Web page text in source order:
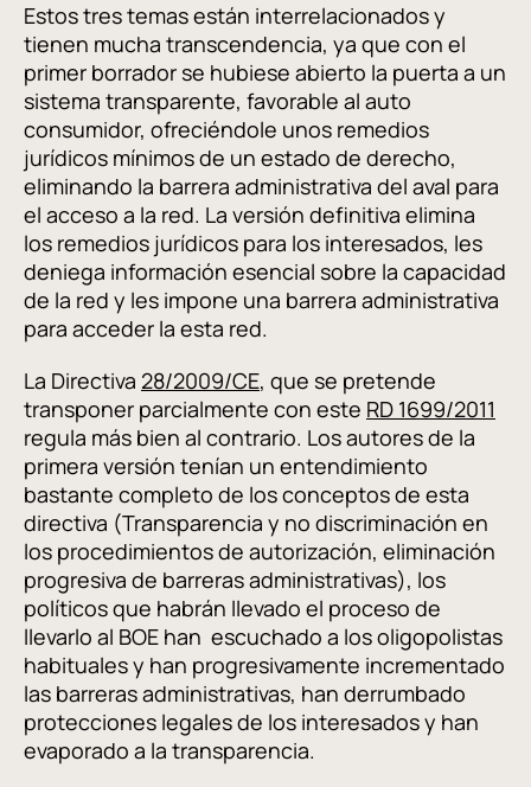
Estos tres temas están interrelacionados y
tienen mucha transcendencia, ya que con el
primer borrador se hubiese abierto la puerta a un
sistema transparente, favorable al auto
consumidor, ofreciéndole unos remedios
jurídicos mínimos de un estado de derecho,
eliminando la barrera administrativa del aval para
el acceso a la red. La versión definitiva elimina
los remedios jurídicos para los interesados, les
deniega información esencial sobre la capacidad
de la red y les impone una barrera administrativa
para acceder la esta red.
La Directiva 28/2009/CE, que se pretende
transponer parcialmente con este RD 1699/2011
regula más bien al contrario. Los autores de la
primera versión tenían un entendimiento
bastante completo de los conceptos de esta
directiva (Transparencia y no discriminación en
los procedimientos de autorización, eliminación
progresiva de barreras administrativas), los
políticos que habrán llevado el proceso de
llevarlo al BOE han escuchado a los oligopolistas
habituales y han progresivamente incrementado
las barreras administrativas, han derrumbado
protecciones legales de los interesados y han
evaporado a la transparencia.